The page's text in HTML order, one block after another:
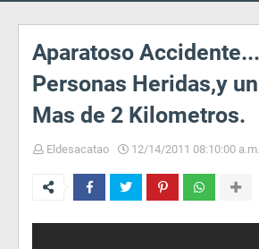
Aparatoso
Personas Heridas,y
Mas de 2 Kilometros.
Eldesacatao 12/14/2011 08:10:00 a.m.